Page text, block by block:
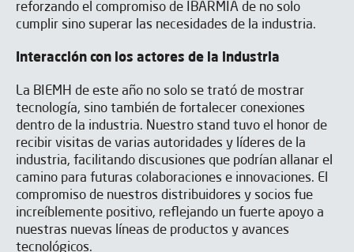
reforzando el compromiso de IBARMIA de no solo
cumplir sino superar las necesidades de la industria.
Interacción con los actores de la industria
La BIEMH de este año no solo se trató de mostrar
tecnología, sino también de fortalecer conexiones
dentro de la industria. Nuestro stand tuvo el honor de
recibir visitas de varias autoridades y líderes de la
industria, facilitando discusiones que podrían allanar el
camino para futuras colaboraciones e innovaciones. El
compromiso de nuestros distribuidores y socios fue
increíblemente positivo, reflejando un fuerte apoyo a
nuestras nuevas líneas de productos y avances
tecnológicos.